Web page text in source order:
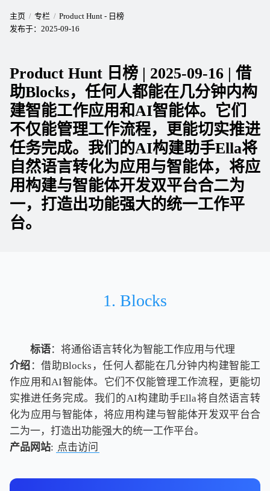
主页 专栏
Product Hunt - 日榜
发布于： 2025-09-16
Product Hunt 日榜 | 2025-09-16 | 借
助Blocks，任何人都能在几分钟内构
建智能工作应用和AI智能体。它们
不仅能管理工作流程，更能切实推进
任务完成。我们的AI构建助手Ella将
自然语言转化为应用与智能体，将应
用构建与智能体开发双平台合二为
一，打造出功能强大的统一工作平
台。
1. Blocks
标语：将通俗语言转化为智能工作应用与代理
介绍 ：借助Blocks，任何人都能在几分钟内构建智能工
作应用和AI智能体。它们不仅能管理工作流程，更能切
实推进任务完成。我们的AI构建助手Ella将自然语言转
化为应用与智能体，将应用构建与智能体开发双平台合
二为一，打造出功能强大的统一工作平台。
产品网站: 点击访问